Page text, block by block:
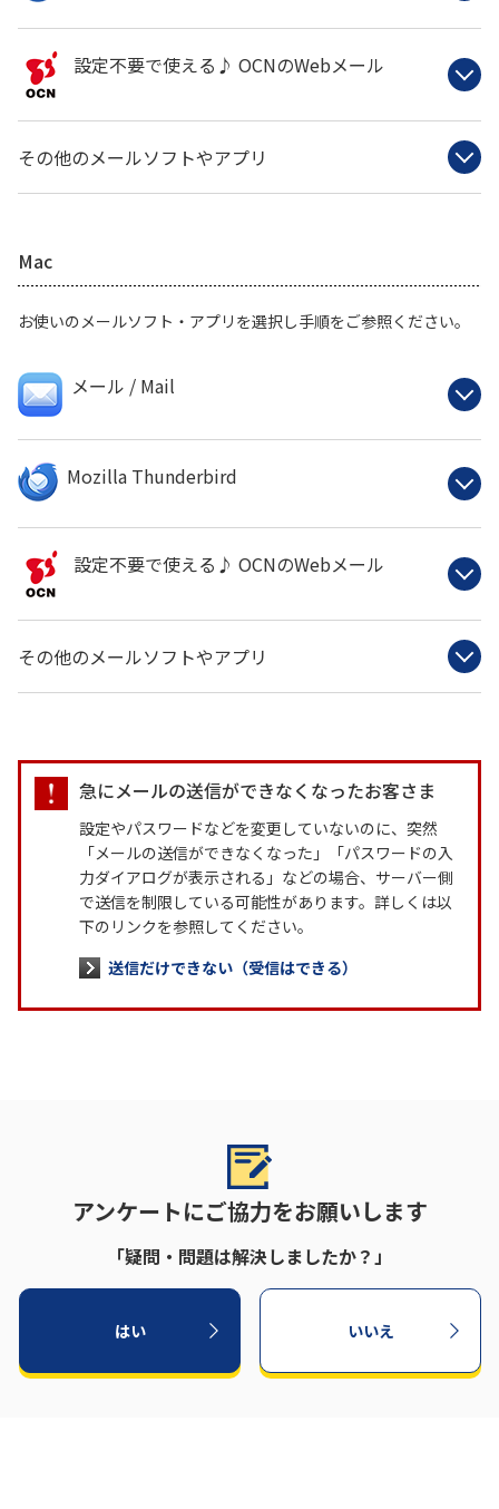
設定不要で使える♪ OCNのWebメール
その他のメールソフトやアプリ
Mac
お使いのメールソフト・アプリを選択し手順をご参照ください。
メール / Mail
Mozilla Thunderbird
設定不要で使える♪ OCNのWebメール
その他のメールソフトやアプリ
急にメールの送信ができなくなったお客さま
設定やパスワードなどを変更していないのに、突然
「メールの送信ができなくなった」「パスワードの入
力ダイアログが表示される」などの場合、サーバー側
で送信を制限している可能性があります。詳しくは以
下のリンクを参照してください。
送信だけできない（受信はできる）
アンケートにご協力をお願いします
「疑問・問題は解決しましたか？」
はい いいえ